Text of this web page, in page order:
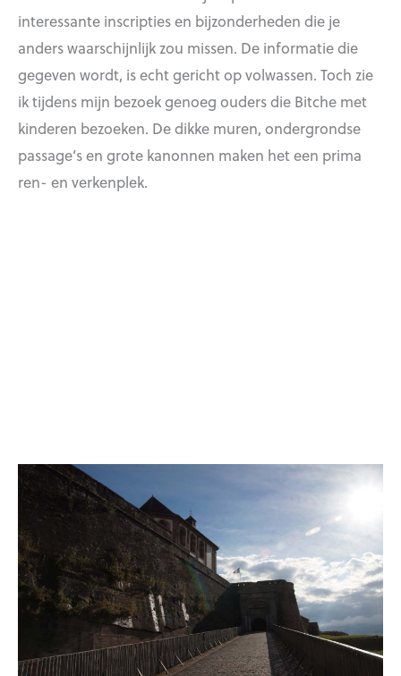
interessante inscripties en bijzonderheden die je
anders waarschijnlijk zou missen. De informatie die
gegeven wordt, is echt gericht op volwassen. Toch zie
ik tijdens mijn bezoek genoeg ouders die Bitche met
kinderen bezoeken. De dikke muren, ondergrondse
passage’s en grote kanonnen maken het een prima
ren- en verkenplek.